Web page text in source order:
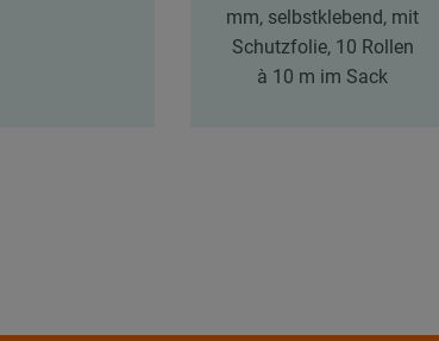
mm, selbstklebend, mit
Schutzfolie, 10 Rollen
à 10 m im Sack